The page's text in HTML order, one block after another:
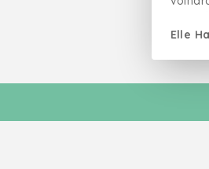
wij
weer
Elle